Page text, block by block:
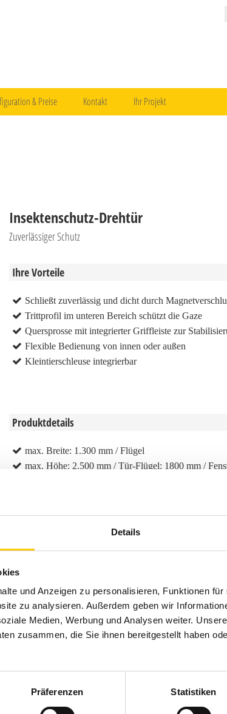
Details
und Anzeigen zu personalisieren, Funktionen
zu analysieren. Außerdem geben wir
Medien, Werbung und Analysen weiter.
zusammen, die Sie ihnen bereitgestellt haben
Präferenzen Statistiken
& Preise Kontakt Ihr Projekt
Insektenschutz-Drehtür
Zuverlässiger Schutz
Ihre Vorteile
Schließt zuverlässig und dicht durch
Trittprofil im unteren Bereich schützt die Gaze
Quersprosse mit integrierter Griffleiste zur
Flexible Bedienung von innen oder außen
Kleintierschleuse integrierbar
Produktdetails
max. Breite: 1.300 mm / Flügel
max. Höhe: 2.500 mm / Tür-Flügel; 1800 mm /
Bedienung: Bedienung durch Griffleiste.
Gaze: WAREMA VisionAir-Gaze, WAREMA
verschleißfeste Gaze, Edelstahl-Gaze
Anwendungsbereiche: Durchgänge zu Balkon
zweiflügelige Fenster und Türen, Sonderformen, für
Montage: Mit dreiseitigem oder umlaufendem
Insekten- und Pollenschutz für Terrassen- und
garantiert Genuss ohne Einschränkung. Bei der
zuverlässig ab, das Trittprofil schützt zusätzlich die Gaze